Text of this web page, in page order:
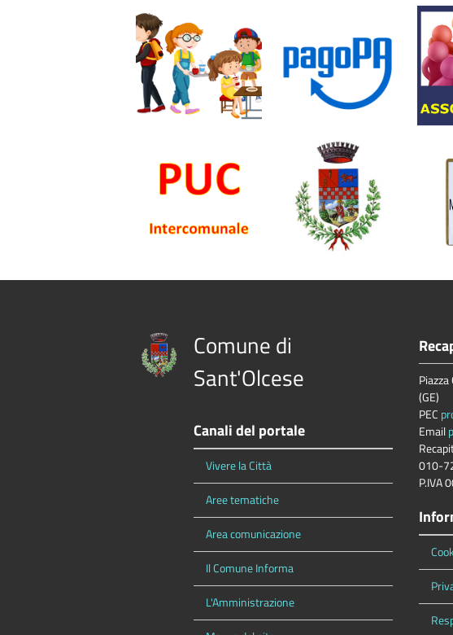
Comune di
Sant'Olcese
Canali del portale
Vivere la Città
Aree tematiche
Area comunicazione
Il Comune Informa
L'Amministrazione
(GE)
PEC
Email
010-
P.IVA